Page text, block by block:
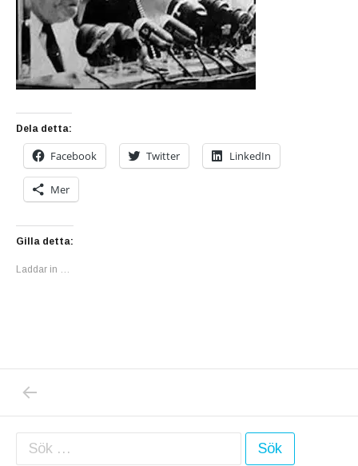
Dela detta:
Facebook Twitter LinkedIn
Mer
Gilla detta:
Laddar in …
Inläggsnavigering
Sök efter: